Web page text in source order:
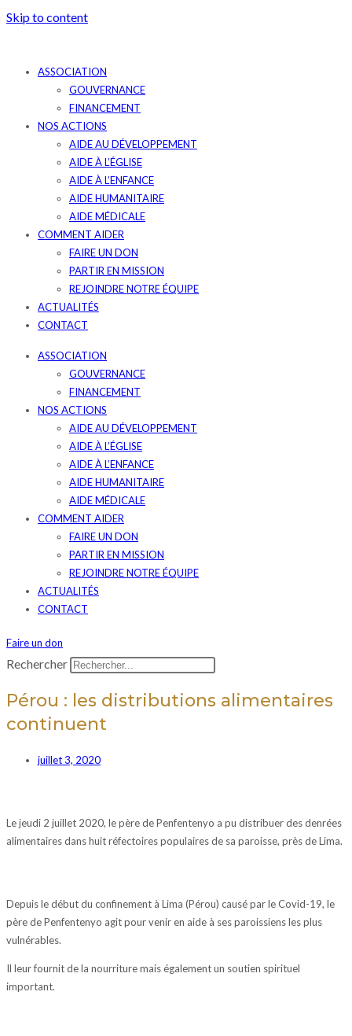
Skip to content
ASSOCIATION
GOUVERNANCE
FINANCEMENT
NOS ACTIONS
AIDE AU DÉVELOPPEMENT
AIDE À L’ÉGLISE
AIDE À L’ENFANCE
AIDE HUMANITAIRE
AIDE MÉDICALE
COMMENT AIDER
FAIRE UN DON
PARTIR EN MISSION
REJOINDRE NOTRE ÉQUIPE
ACTUALITÉS
CONTACT
ASSOCIATION
GOUVERNANCE
FINANCEMENT
NOS ACTIONS
AIDE AU DÉVELOPPEMENT
AIDE À L’ÉGLISE
AIDE À L’ENFANCE
AIDE HUMANITAIRE
AIDE MÉDICALE
COMMENT AIDER
FAIRE UN DON
PARTIR EN MISSION
REJOINDRE NOTRE ÉQUIPE
ACTUALITÉS
CONTACT
Faire un don
Rechercher
Pérou : les distributions alimentaires
continuent
juillet 3, 2020
Le jeudi 2 juillet 2020, le père de Penfentenyo a pu distribuer des denrées
alimentaires dans huit réfectoires populaires de sa paroisse, près de Lima.
Depuis le début du confinement à Lima (Pérou) causé par le Covid-19, le
père de Penfentenyo agit pour venir en aide à ses paroissiens les plus
vulnérables.
Il leur fournit de la nourriture mais également un soutien spirituel
important.